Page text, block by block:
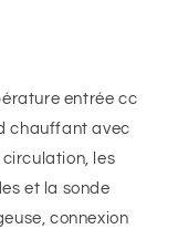
entrée cc
chauffant avec
les
et la sonde
connexion